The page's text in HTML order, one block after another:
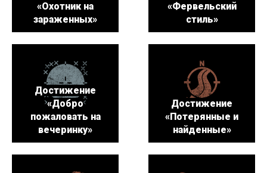
«Охотник на
зараженных»
«Фервельский
стиль»
Достижение
«Добро
пожаловать на
вечеринку»
Достижение
«Потерянные и
найденные»